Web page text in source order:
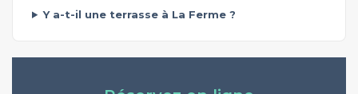
Y a-t-il une terrasse à La Ferme ?